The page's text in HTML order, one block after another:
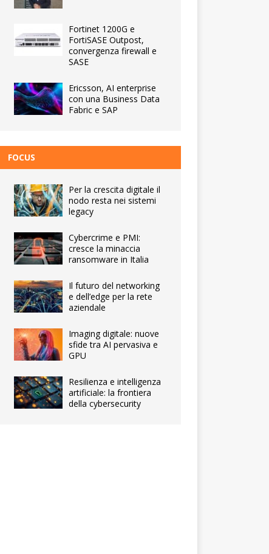
Fortinet 1200G e
FortiSASE Outpost,
convergenza firewall e
SASE
Ericsson, AI enterprise
con una Business Data
Fabric e SAP
FOCUS
Per la crescita digitale il
nodo resta nei sistemi
legacy
Cybercrime e PMI:
cresce la minaccia
ransomware in Italia
Il futuro del networking
e dell’edge per la rete
aziendale
Imaging digitale: nuove
sfide tra AI pervasiva e
GPU
Resilienza e intelligenza
artificiale: la frontiera
della cybersecurity